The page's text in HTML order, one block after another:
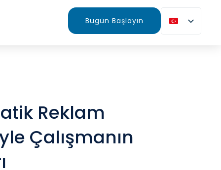
Bugün Başlayın
Reklam
Çalışmanın